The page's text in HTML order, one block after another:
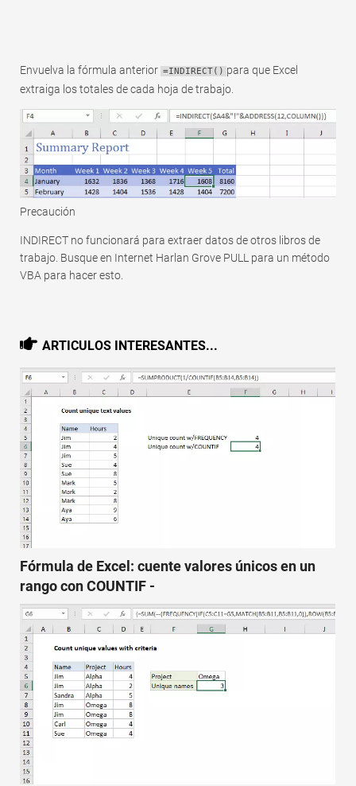
Envuelva la fórmula anterior =INDIRECT() para que Excel
extraiga los totales de cada hoja de trabajo.
Precaución
INDIRECT no funcionará para extraer datos de otros libros de
trabajo. Busque en Internet Harlan Grove PULL para un método
VBA para hacer esto.
ARTICULOS INTERESANTES...
Fórmula de Excel: cuente valores únicos en un
rango con COUNTIF -